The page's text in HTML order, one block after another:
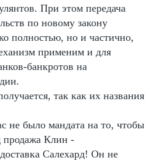
При этом передача
по новому закону
полностью, но и частично,
применим и для
банкротов на
так как их названия
не было мандата на то, чтобы
продажа Клин -
Салехард! Он не